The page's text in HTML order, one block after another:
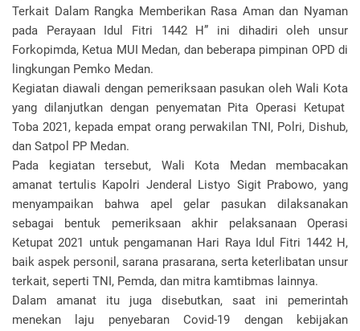
Terkait Dalam Rangka Memberikan Rasa Aman dan Nyaman
pada Perayaan Idul Fitri 1442 H” ini dihadiri oleh unsur
Forkopimda, Ketua MUI Medan, dan beberapa pimpinan OPD di
lingkungan Pemko Medan.
Kegiatan diawali dengan pemeriksaan pasukan oleh Wali Kota
yang dilanjutkan dengan penyematan Pita Operasi Ketupat
Toba 2021, kepada empat orang perwakilan TNI, Polri, Dishub,
dan Satpol PP Medan.
Pada kegiatan tersebut, Wali Kota Medan membacakan
amanat tertulis Kapolri Jenderal Listyo Sigit Prabowo, yang
menyampaikan bahwa apel gelar pasukan dilaksanakan
sebagai bentuk pemeriksaan akhir pelaksanaan Operasi
Ketupat 2021 untuk pengamanan Hari Raya Idul Fitri 1442 H,
baik aspek personil, sarana prasarana, serta keterlibatan unsur
terkait, seperti TNI, Pemda, dan mitra kamtibmas lainnya.
Dalam amanat itu juga disebutkan, saat ini pemerintah
menekan laju penyebaran Covid-19 dengan kebijakan